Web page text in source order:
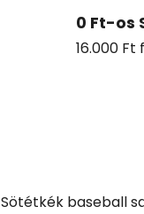
0 Ft-os
16.000
Sötétkék baseball